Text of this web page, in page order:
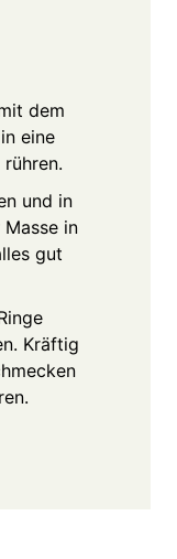
dem
eine
und in
in
gut
Kräftig